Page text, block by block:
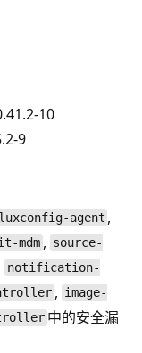
10
9
agent ,
mdm , source-
notification-
, image-
中的安全漏